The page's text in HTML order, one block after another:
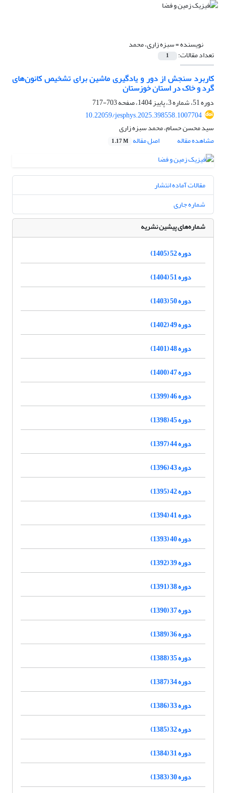
نویسنده =سبزه زاری، محمد
تعداد مقالات: 1
کاربرد سنجش از دور و یادگیری ماشین برای تشخیص کانون‌های
گرد و خاک در استان خوزستان
دوره 51، شماره 3، پاییز 1404، صفحه
703-717
10.22059/jesphys.2025.398558.1007704
سید محسن حسام، محمد سبزه زاری
مشاهده مقاله
اصل مقاله 1.17 M
مقالات آماده انتشار
شماره جاری
شماره‌های پیشین نشریه
دوره 52 (1405)
دوره 51 (1404)
دوره 50 (1403)
دوره 49 (1402)
دوره 48 (1401)
دوره 47 (1400)
دوره 46 (1399)
دوره 45 (1398)
دوره 44 (1397)
دوره 43 (1396)
دوره 42 (1395)
دوره 41 (1394)
دوره 40 (1393)
دوره 39 (1392)
دوره 38 (1391)
دوره 37 (1390)
دوره 36 (1389)
دوره 35 (1388)
دوره 34 (1387)
دوره 33 (1386)
دوره 32 (1385)
دوره 31 (1384)
دوره 30 (1383)